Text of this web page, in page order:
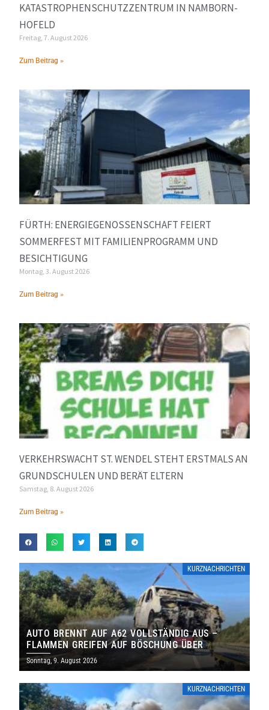
KATASTROPHENSCHUTZZENTRUM IN NAMBORN-
HOFELD
Freitag, 7. August 2026
Zum Beitrag »
FÜRTH: ENERGIEGENOSSENSCHAFT FEIERT
SOMMERFEST MIT FAMILIENPROGRAMM UND
BESICHTIGUNG
Montag, 3. August 2026
Zum Beitrag »
VERKEHRSWACHT ST. WENDEL STEHT ERSTMALS AN
GRUNDSCHULEN UND BERÄT ELTERN
Samstag, 8. August 2026
Zum Beitrag »
KURZNACHRICHTEN
AUTO BRENNT AUF A62 VOLLSTÄNDIG AUS –
FLAMMEN GREIFEN AUF BÖSCHUNG ÜBER
Sonntag, 9. August 2026
KURZNACHRICHTEN